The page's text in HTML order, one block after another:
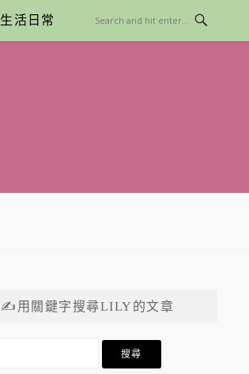
活日常
✍用關鍵字搜尋LILY的文章